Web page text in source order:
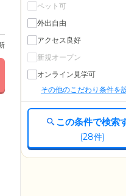
ペット可
外出自由
アクセス良好
新規オープン
オンライン見学可
その他のこだわり条件を
この条件で検索
(28件)